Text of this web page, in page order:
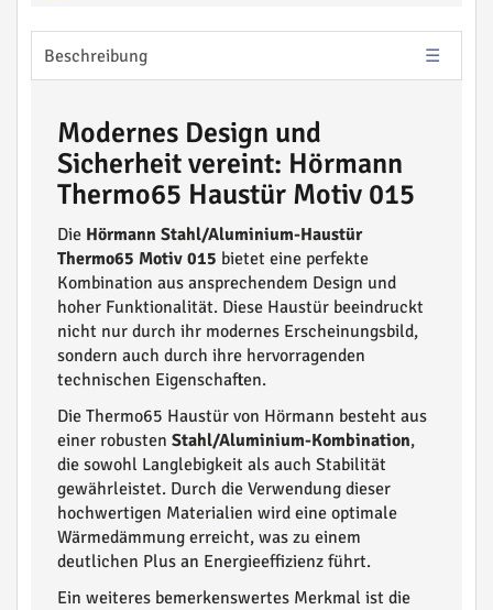
Beschreibung
Modernes Design und
Sicherheit vereint: Hörmann
Thermo65 Haustür Motiv 015
Die Hörmann Stahl/Aluminium-Haustür
Thermo65 Motiv 015 bietet eine perfekte
Kombination aus ansprechendem Design und
hoher Funktionalität. Diese Haustür beeindruckt
nicht nur durch ihr modernes Erscheinungsbild,
sondern auch durch ihre hervorragenden
technischen Eigenschaften.
Die Thermo65 Haustür von Hörmann besteht aus
einer robusten Stahl/Aluminium-Kombination,
die sowohl Langlebigkeit als auch Stabilität
gewährleistet. Durch die Verwendung dieser
hochwertigen Materialien wird eine optimale
Wärmedämmung erreicht, was zu einem
deutlichen Plus an Energieeffizienz führt.
Ein weiteres bemerkenswertes Merkmal ist die